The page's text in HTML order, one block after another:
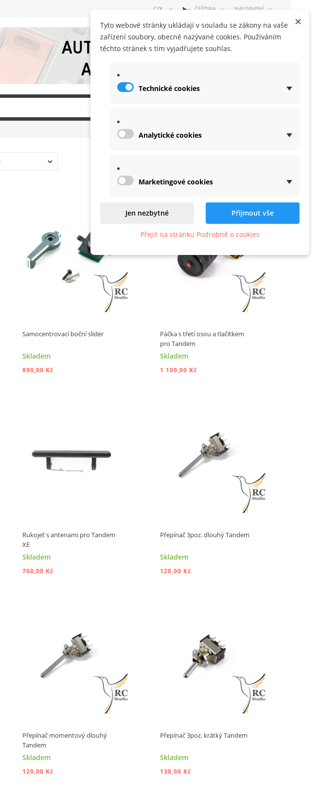
NASTAVENÍ
ČEŠTINA
CZK
Samocentrovací boční slider
Skladem
890,00 Kč
Páčka s třetí osou a tlačítkem
pro Tandem
Skladem
1 100,00 Kč
Rukojeť s antenami pro Tandem
XE
Skladem
760,00 Kč
Přepínač 3poz. dlouhý Tandem
Skladem
120,00 Kč
Přepínač momentový dlouhý
Tandem
Skladem
120,00 Kč
Přepínač 3poz. krátký Tandem
Skladem
130,00 Kč
×
Tyto webové stránky ukládají v souladu se zákony na vaše
zařízení soubory, obecně nazývané cookies. Používáním
těchto stránek s tím vyjadřujete souhlas.
Technické cookies
Analytické cookies
Marketingové cookies
Jen nezbytné Přijmout vše
Přejít na stránku Podrobně o cookies